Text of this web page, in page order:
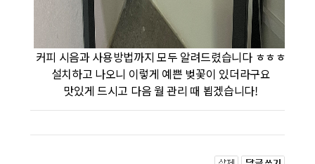
커피 시음과 사용방법까지 모두 알려드렸습니다 ㅎㅎㅎ
설치하고 나오니 이렇게 예쁜 벚꽃이 있더라구요
맛있게 드시고 다음 월 관리 때 뵙겠습니다!